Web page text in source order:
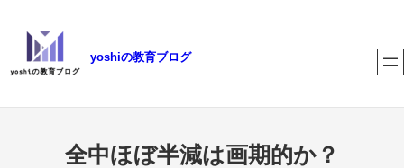
yoshiの教育ブログ
全中ほぼ半減は画期的か？